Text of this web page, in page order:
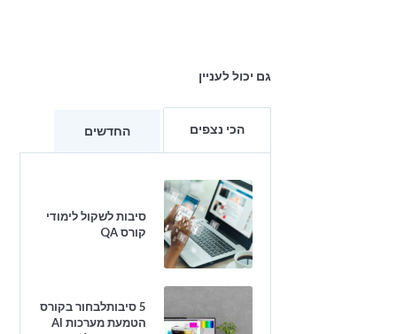
גם יכול לעניין
הכי נצפים החדשים
סיבות לשקול לימודי
קורס QA
5 סיבותלבחור בקורס
הטמעת מערכות AI